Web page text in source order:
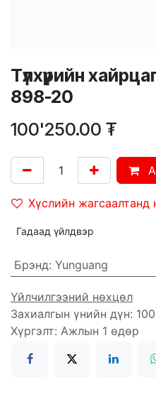
Түлхүүрийн
898-20
100'250.00 ₮
Хүслийн жагсаалтанд
Гадаад үйлдвэр
Брэнд: Yunguang
Үйлчилгээний нөхцөл
Захиалгын үнийн дүн:
Хүргэлт: Ажлын 1 өдөр